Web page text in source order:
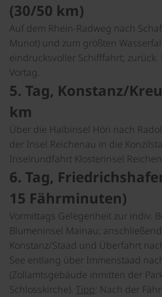
(30/50 km)
Auf dem Rhein-Radweg nach
Munot) und zum größten
eindrucksvoller Schifffahrt;
Vortag.
5. Tag, Konstanz/
km
Über die Halbinsel Höri nach
der Insel Reichenau in die
Inselrundfahrt Klosterinsel
6. Tag,
15 Fährminuten)
Vormittags Gelegenheit zur indiv.
Blumeninsel Mainau;
Konstanz/Staad und Überfahrt
See entlang über Immenstaad
(Zollamtsgebäude inmitten der
Schlosskirche). Tipp: Nach der